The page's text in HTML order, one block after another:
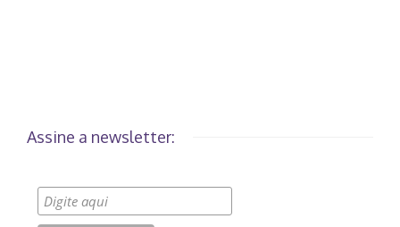
Assine a newsletter: